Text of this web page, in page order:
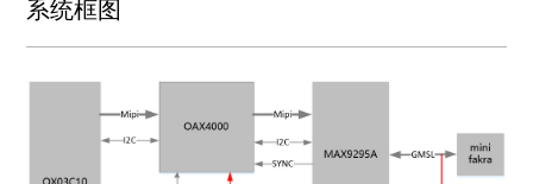
系统框图